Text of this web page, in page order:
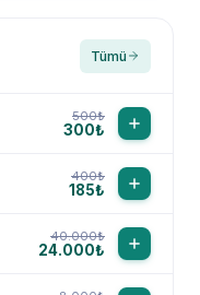
Tümü
500₺
300₺
400₺
185₺
40.000₺
24.000₺